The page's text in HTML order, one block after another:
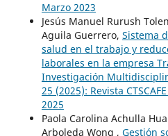
Marzo 2023
Jesús Manuel Rurush
Aguila Guerrero, Sistema
salud en el trabajo y
laborales en la empresa
Investigación
25 (2025): Revista
2025
Paola Carolina Achulla
Arboleda Wong , Gestión